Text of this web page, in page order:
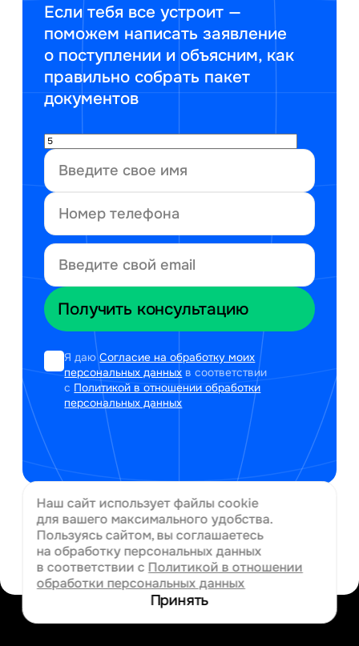
Если тебя все устроит —
поможем написать заявление
о поступлении и объясним, как
правильно собрать пакет
документов
Я даюСогласие на обработку моих
персональных данных в соответствии
с Политикой в отношении обработки
персональных данных
Наш сайт использует файлы cookie
для вашего максимального удобства.
Пользуясь сайтом, вы соглашаетесь
на обработку персональных данных
в соответствии с Политикой в отношении
обработки персональных данных
Принять